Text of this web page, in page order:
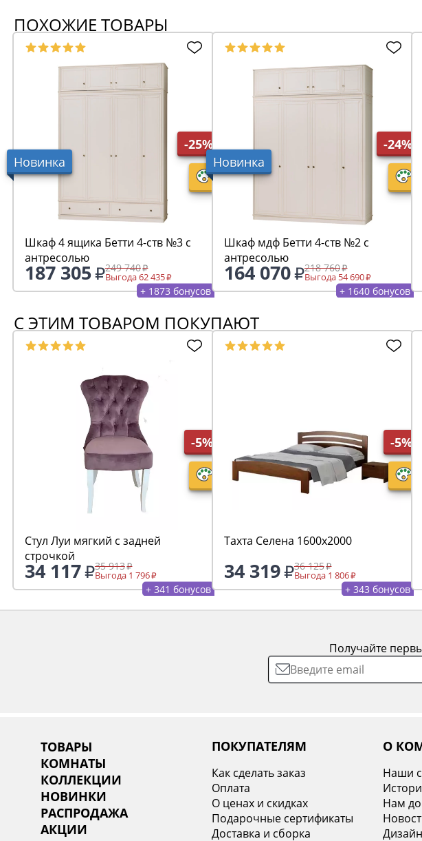
ПОХОЖИЕ ТОВАРЫ
Новинка
-25%
Шкаф 4 ящика Бетти 4-ств №3 с
антресолью
187 305 249 740
Выгода 62 435
+ 1873 бонусов
Новинка
-24%
Шкаф мдф Бетти 4-ств №2 с
антресолью
164 070 218 760
Выгода 54 690
+ 1640 бонусов
С ЭТИМ ТОВАРОМ ПОКУПАЮТ
-5%
Стул Луи мягкий с задней
строчкой
34 117 35 913
Выгода 1 796
+ 341 бонусов
-5%
Тахта Селена 1600х2000
34 319 36 125
Выгода 1 806
+ 343 бонусов
Получайте
ТОВАРЫ
КОМНАТЫ
КОЛЛЕКЦИИ
НОВИНКИ
РАСПРОДАЖА
АКЦИИ
ПОКУПАТЕЛЯМ
Как сделать заказ
Оплата
О ценах и скидках
Подарочные сертификаты
Доставка и сборка
О
Наши
Нам